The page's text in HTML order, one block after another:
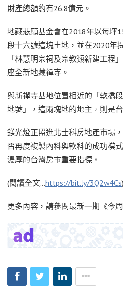
財產總額約有26.8億元。
地藏悲願基金會在2018年以每坪
段十六號這塊土地，並在2020年
「林慧明宗祠及宗教類新建工程
座全新地藏禪寺。
與新禪寺基地位置相近的「軟橋
地號」，這兩塊地的地主，則是
鎂光燈正照進北士科房地產市場
否再度複製內科與軟科的成功模
濃厚的台灣房市重要指標。
(閱讀全文…https://bit.ly/3Q2w4Cs)
更多內容，請參閱最新一期《今